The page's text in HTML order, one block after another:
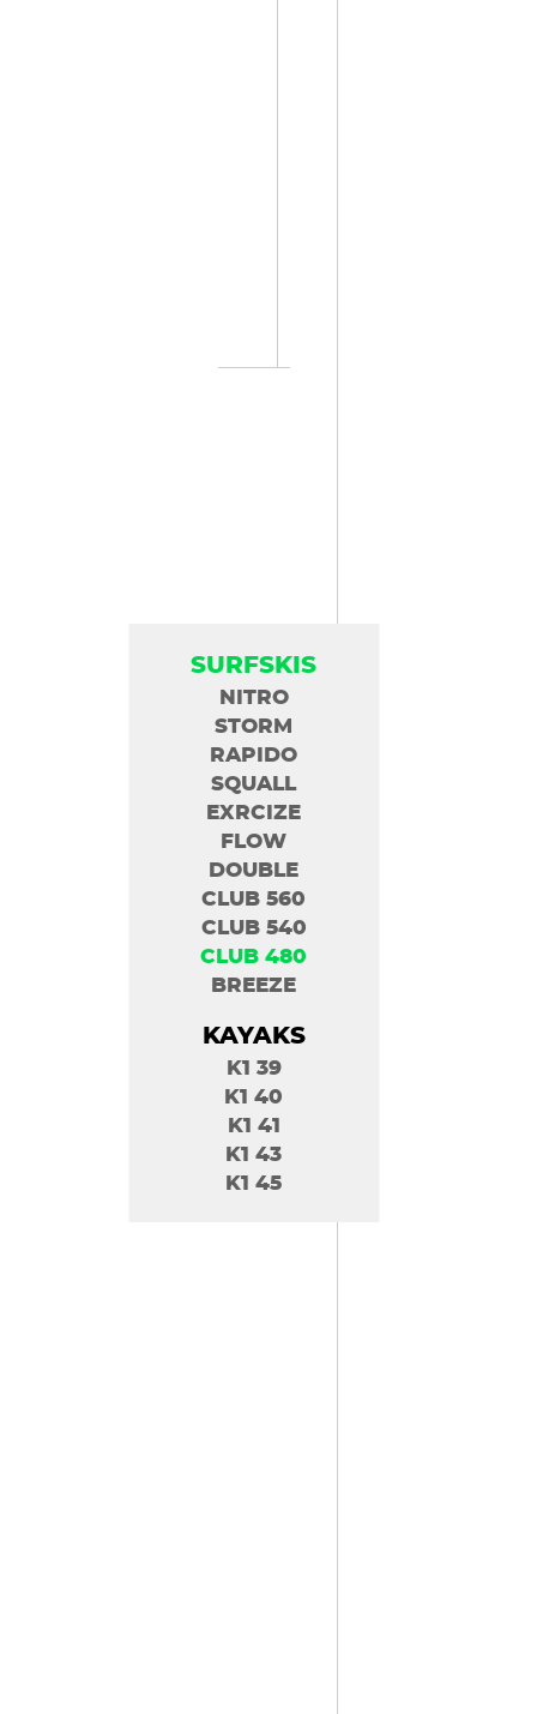
SURFSKIS
NITRO
STORM
RAPIDO
SQUALL
EXRCIZE
FLOW
DOUBLE
CLUB 560
CLUB 540
CLUB 480
BREEZE
KAYAKS
K1 39
K1 40
K1 41
K1 43
K1 45